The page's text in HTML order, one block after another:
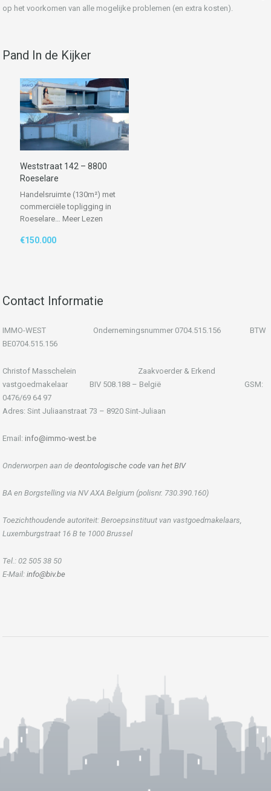
op het voorkomen van alle mogelijke problemen (en extra kosten).
Pand In de Kijker
Weststraat 142 – 8800
Roeselare
Handelsruimte (130m²) met
commerciële topligging in
Roeselare… Meer Lezen
€150.000
Contact Informatie
IMMO-WEST Ondernemingsnummer 0704.515.156 BTW
BE0704.515.156
Christof Masschelein Zaakvoerder & Erkend
vastgoedmakelaar BIV 508.188 – België GSM:
0476/69 64 97
Adres: Sint Juliaanstraat 73 – 8920 Sint-Juliaan
Email: info@immo-west.be
Onderworpen aan de deontologische code van het BIV
BA en Borgstelling via NV AXA Belgium (polisnr. 730.390.160)
Toezichthoudende autoriteit: Beroepsinstituut van vastgoedmakelaars,
Luxemburgstraat 16 B te 1000 Brussel
Tel.: 02 505 38 50
E-Mail: info@biv.be